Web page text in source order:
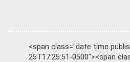
<span class="date time
25T17:25:51-0500"><span